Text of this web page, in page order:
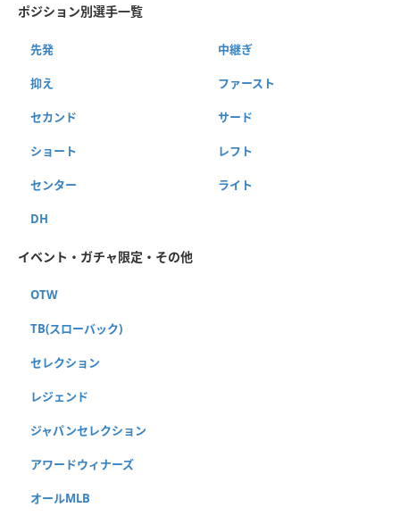
ポジション別選手一覧
先発 中継ぎ
抑え ファースト
セカンド サード
ショート レフト
センター ライト
DH
イベント・ガチャ限定・その他
OTW
TB(スローバック)
セレクション
レジェンド
ジャパンセレクション
アワードウィナーズ
オールMLB